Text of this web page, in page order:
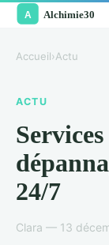
Accueil›Actu
ACTU
24/7
Clara — 13